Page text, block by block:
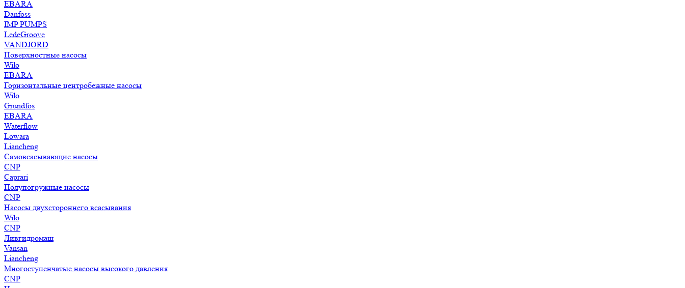
EBARA
Danfoss
IMP PUMPS
LedeGroove
VANDJORD
Поверхностные насосы
Wilo
EBARA
Горизонтальные центробежные насосы
Wilo
Grundfos
EBARA
Waterflow
Lowara
Liancheng
Самовсасывающие насосы
CNP
Caprari
Полупогружные насосы
CNP
Насосы двухстороннего всасывания
Wilo
CNP
Ливгидромаш
Vansan
Liancheng
Многоступенчатые насосы высокого давления
CNP